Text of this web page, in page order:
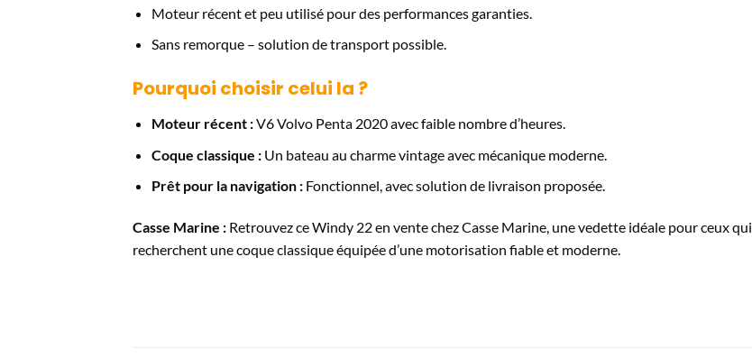
Moteur récent et peu utilisé pour des performances garanties.
Sans remorque – solution de transport possible.
Pourquoi choisir celui la ?
Moteur récent :V6 Volvo Penta 2020 avec faible nombre d’heures.
Coque classique :Un bateau au charme vintage avec mécanique moderne.
Prêt pour la navigation :Fonctionnel, avec solution de livraison proposée.
Casse Marine : Retrouvez ce Windy 22 en vente chez Casse Marine, une vedette idéale pour ceux qui
recherchent une coque classique équipée d’une motorisation fiable et moderne.